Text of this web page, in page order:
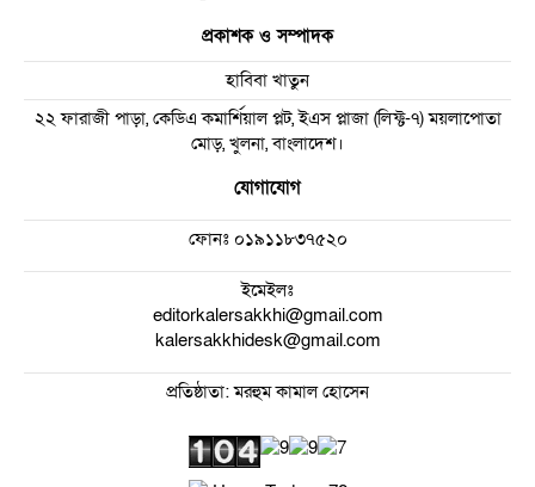
প্রকাশক ও সম্পাদক
হাবিবা খাতুন
২২ ফারাজী পাড়া, কেডিএ কমার্শিয়াল প্লট, ইএস প্লাজা (লিফ্ট-৭) ময়লাপোতা
মোড়, খুলনা, বাংলাদেশ।
যোগাযোগ
ফোনঃ০১৯১১৮৩৭৫২০
ইমেইলঃ
editorkalersakkhi@gmail.com
kalersakkhidesk@gmail.com
প্রতিষ্ঠাতা: মরহুম কামাল হোসেন